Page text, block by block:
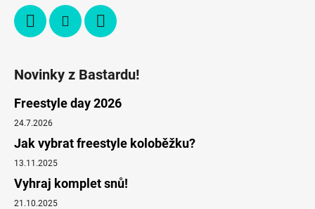
Novinky z Bastardu!
Freestyle day 2026
24.7.2026
Jak vybrat freestyle koloběžku?
13.11.2025
Vyhraj komplet snů!
21.10.2025